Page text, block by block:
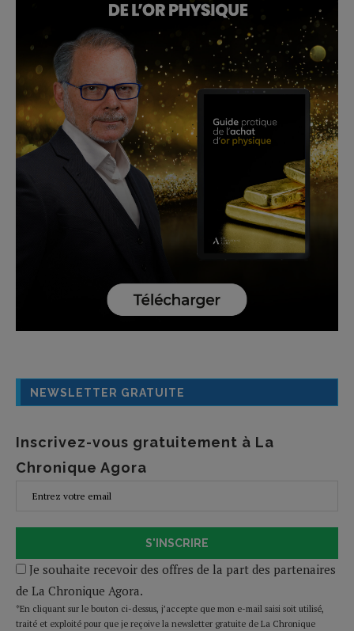
NEWSLETTER GRATUITE
Inscrivez-vous gratuitement à La
Chronique Agora
S'INSCRIRE
Je souhaite recevoir des offres de la part des partenaires
de La Chronique Agora.
*En cliquant sur le bouton ci-dessus, j’accepte que mon e-mail saisi soit utilisé,
traité et exploité pour que je reçoive la newsletter gratuite de La Chronique